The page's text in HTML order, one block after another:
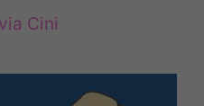
Cini